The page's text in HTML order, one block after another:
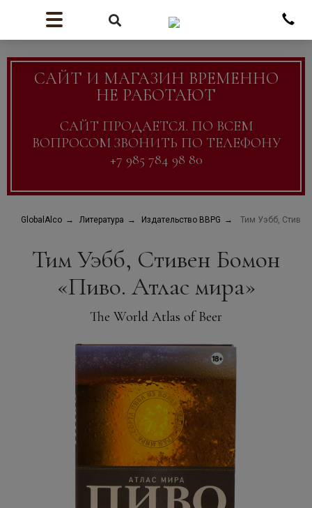
САЙТ И МАГАЗИН ВРЕМЕННО
НЕ РАБОТАЮТ
САЙТ ПРОДАЕТСЯ. ПО ВСЕМ
ВОПРОСОМ ЗВОНИТЬ ПО ТЕЛЕФОНУ
+7 985 784 98 80
GlobalAlco Литература Издательство BBPG Тим Уэбб,
Тим Уэбб, Стивен Бомон
«Пиво. Атлас мира»
The World Atlas of Beer